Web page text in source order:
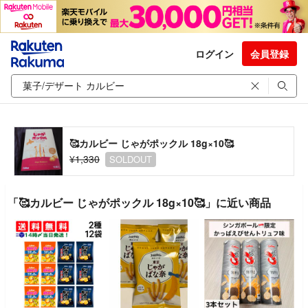
ログイン 会員登録
🥰カルビー じゃがポックル 18g×10🥰
¥1,330
SOLDOUT
「🥰カルビー じゃがポックル 18g×10🥰」に近い商品